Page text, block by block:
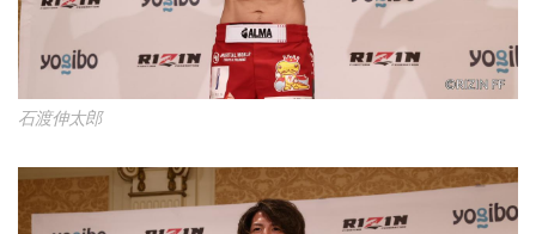
石渡伸太郎